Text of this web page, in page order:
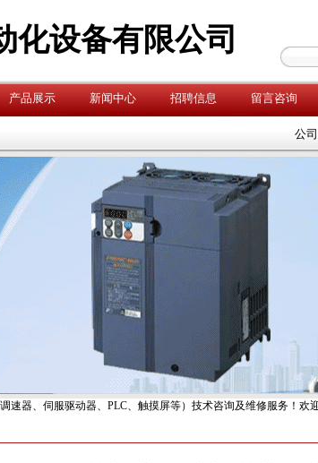
化设备有限公司
产品展示 新闻中心 招聘信息 留言咨询
公司
速器、伺服驱动器、PLC、触摸屏等）技术咨询及维修服务！欢